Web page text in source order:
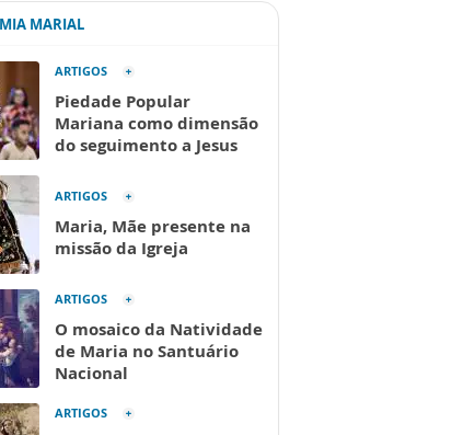
MARIAL
ARTIGOS
Piedade Popular
Mariana como dimensão
do seguimento a Jesus
ARTIGOS
Maria, Mãe presente na
missão da Igreja
ARTIGOS
O mosaico da Natividade
de Maria no Santuário
Nacional
ARTIGOS